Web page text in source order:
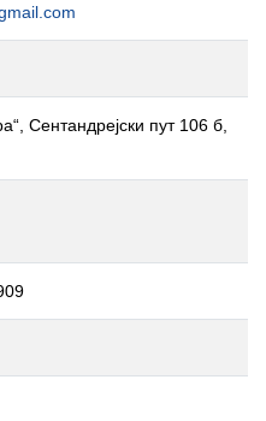
Сентандрејски пут 106 б,